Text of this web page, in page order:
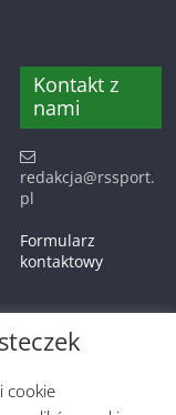
Kontakt z
nami
redakcja@rssport.
pl
Formularz
kontaktowy
wieści z
Wszystkie prawa
cookie